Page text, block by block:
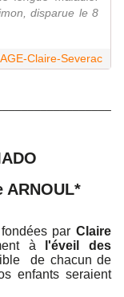
disparue le 8
Claire-Severac
ARNOUL*
parClaire
à
l'éveil des
de chacun de
enfants seraient